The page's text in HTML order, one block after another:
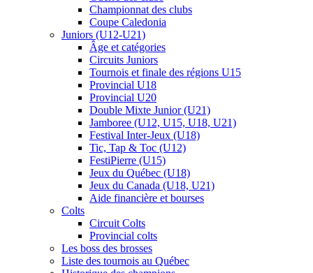
Championnat des clubs
Coupe Caledonia
Juniors (U12-U21)
Âge et catégories
Circuits Juniors
Tournois et finale des régions U15
Provincial U18
Provincial U20
Double Mixte Junior (U21)
Jamboree (U12, U15, U18, U21)
Festival Inter-Jeux (U18)
Tic, Tap & Toc (U12)
FestiPierre (U15)
Jeux du Québec (U18)
Jeux du Canada (U18, U21)
Aide financière et bourses
Colts
Circuit Colts
Provincial colts
Les boss des brosses
Liste des tournois au Québec